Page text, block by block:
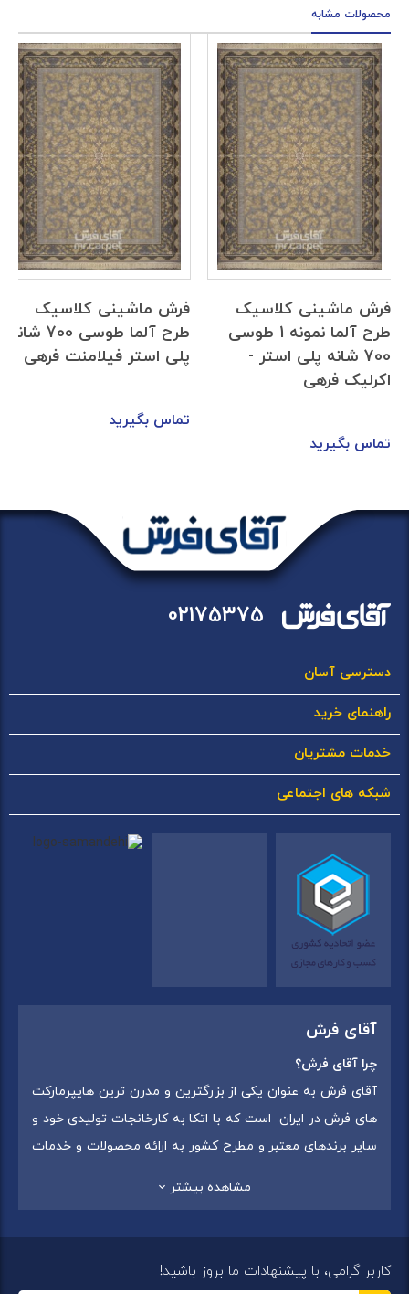
محصولات مشابه
فرش ماشینی کلاسیک
طرح آلما نمونه 1 طوسی
700 شانه پلی استر -
اکرلیک فرهی
تماس بگیرید
فرش ماشینی کلاسیک
طرح آلما طوسی 700 شانه
پلی استر فیلامنت فرهی
تماس بگیرید
02175375
دسترسی آسان
راهنمای خرید
خدمات مشتریان
شبکه های اجتماعی
آقای فرش
چرا آقای فرش؟
آقای فرش به عنوان یکی از بزرگترین و مدرن ترین هایپرمارکت
های فرش در ایران است که با اتکا به کارخانجات تولیدی خود و
سایر برندهای معتبر و مطرح کشور به ارائه محصولات و خدمات
شهر:فردیس ) ، استان قزوین (شهر قزوین)
مشاهده بیشتر
کاربر گرامی، با پیشنهادات ما بروز باشید!